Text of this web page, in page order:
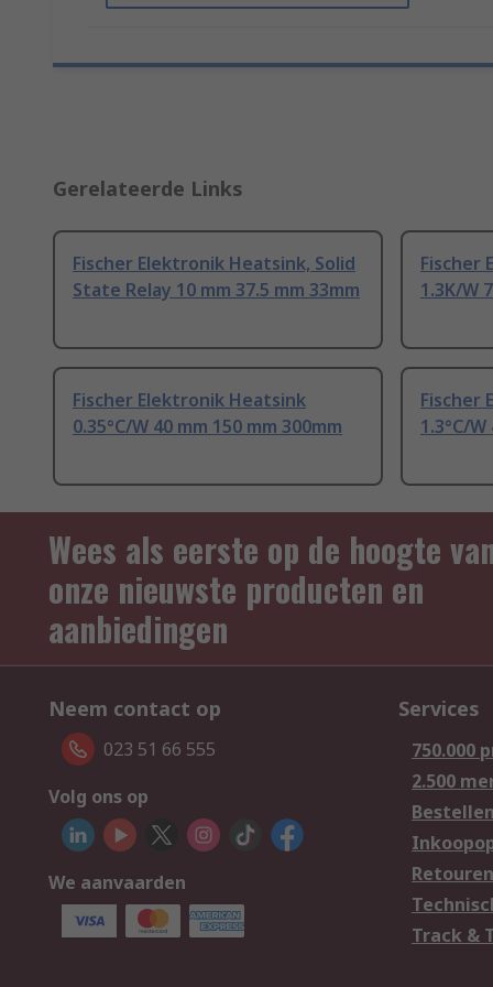
Gerelateerde Links
Fischer Elektronik Heatsink, Solid
State Relay 10 mm 37.5 mm 33mm
Fischer
1.3K/W
Fischer Elektronik Heatsink
0.35°C/W 40 mm 150 mm 300mm
Fischer
1.3°C/
Wees als eerste op de hoogte
onze nieuwste producten en
aanbiedingen
Neem contact op
023 51 66 555
Volg ons op
We aanvaarden
Services
750.000
2.500
Bestellen
Retouren
Track &